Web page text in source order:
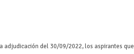
adjudicación del 30/09/2022, los aspirantes que